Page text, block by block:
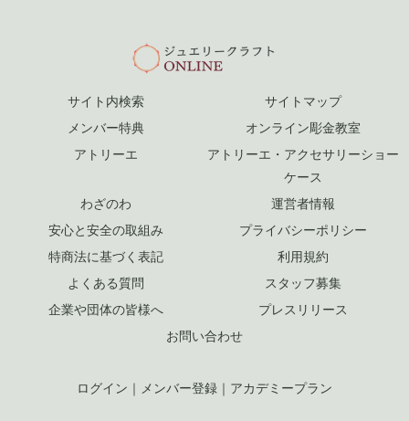
サイト内検索
サイトマップ
メンバー特典
オンライン彫金教室
アトリーエ
アトリーエ・アクセサリーショー
ケース
わざのわ
運営者情報
安心と安全の取組み
プライバシーポリシー
特商法に基づく表記
利用規約
よくある質問
スタッフ募集
企業や団体の皆様へ
プレスリリース
お問い合わせ
ログイン ｜ メンバー登録 ｜ アカデミープラン